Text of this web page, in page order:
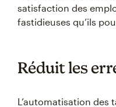
satisfaction des
fastidieuses qu’ils
Réduit les
L’automatisation des